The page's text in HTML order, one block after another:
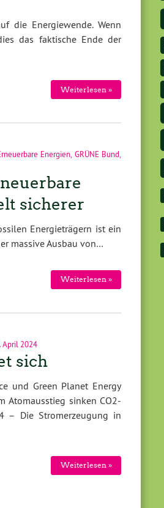
die Energiewende. Wenn
das faktische Ende der
Weiterlesen »
Energien, GRÜNE Bund,
sicherer
Energieträgern ist ein
massive Ausbau von…
Weiterlesen »
April 2024
sich
und Green Planet Energy
Atomausstieg sinken CO2-
– Die Stromerzeugung in
Weiterlesen »